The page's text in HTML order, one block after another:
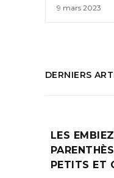
9 mars 2023
DERNIERS
LES
PETITS ET